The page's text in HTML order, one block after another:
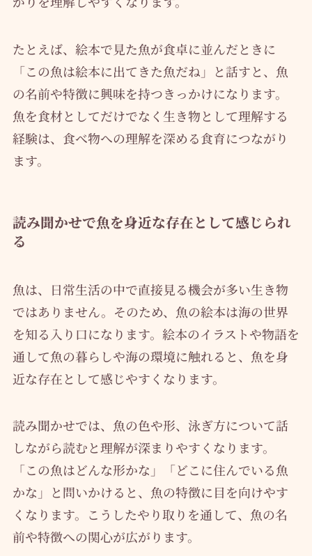
たとえば、絵本で見た魚が食卓に並んだときに
「この魚は絵本に出てきた魚だね」と話すと、魚
の名前や特徴に興味を持つきっかけになります。
魚を食材としてだけでなく生き物として理解する
経験は、食べ物への理解を深める食育につながり
ます。
読み聞かせで魚を身近な存在として感じられ
る
魚は、日常生活の中で直接見る機会が多い生き物
ではありません。そのため、魚の絵本は海の世界
を知る入り口になります。絵本のイラストや物語を
通して魚の暮らしや海の環境に触れると、魚を身
近な存在として感じやすくなります。
読み聞かせでは、魚の色や形、泳ぎ方について話
しながら読むと理解が深まりやすくなります。
「この魚はどんな形かな」「どこに住んでいる魚
かな」と問いかけると、魚の特徴に目を向けやす
くなります。こうしたやり取りを通して、魚の名
前や特徴への関心が広がります。